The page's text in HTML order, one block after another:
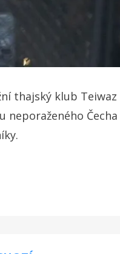
thajský klub
neporaženého